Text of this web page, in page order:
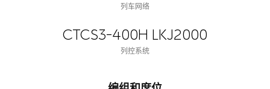
列车网络
CTCS3-400H LKJ2000
列控系统